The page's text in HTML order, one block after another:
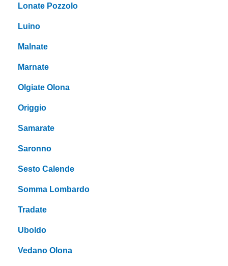
Lonate Pozzolo
Luino
Malnate
Marnate
Olgiate Olona
Origgio
Samarate
Saronno
Sesto Calende
Somma Lombardo
Tradate
Uboldo
Vedano Olona